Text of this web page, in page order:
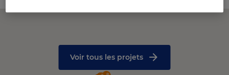
Voir tous les projets